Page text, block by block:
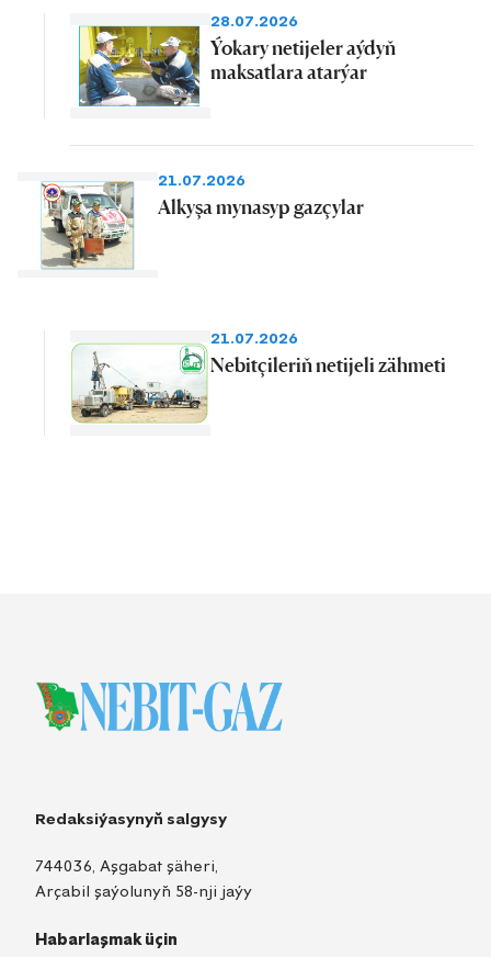
28.07.2026
Ýokary netijeler aýdyň
maksatlara atarýar
21.07.2026
Alkyşa mynasyp gazçylar
21.07.2026
Nebitçileriň netijeli zähmeti
Redaksiýasynyň salgysy
744036, Aşgabat şäheri,
Arçabil şaýolunyň 58-nji jaýy
Habarlaşmak üçin